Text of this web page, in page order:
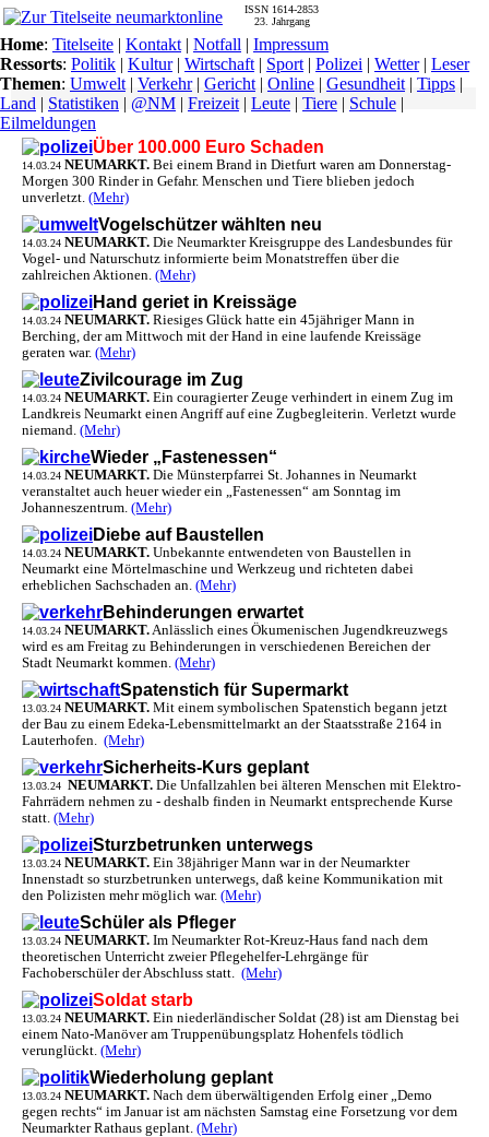
Über 100.000 Euro Schaden
14.03.24 NEUMARKT. Bei einem Brand in Dietfurt waren am Donnerstag-
Morgen 300 Rinder in Gefahr. Menschen und Tiere blieben jedoch
unverletzt. (Mehr)
Vogelschützer wählten neu
14.03.24 NEUMARKT. Die Neumarkter Kreisgruppe des Landesbundes für
Vogel- und Naturschutz informierte beim Monatstreffen über die
zahlreichen Aktionen. (Mehr)
Hand geriet in Kreissäge
14.03.24 NEUMARKT. Riesiges Glück hatte ein 45jähriger Mann in
Berching, der am Mittwoch mit der Hand in eine laufende Kreissäge
geraten war. (Mehr)
Zivilcourage im Zug
14.03.24 NEUMARKT. Ein couragierter Zeuge verhindert in einem Zug im
Landkreis Neumarkt einen Angriff auf eine Zugbegleiterin. Verletzt wurde
niemand. (Mehr)
Wieder „Fastenessen“
14.03.24 NEUMARKT. Die Münsterpfarrei St. Johannes in Neumarkt
veranstaltet auch heuer wieder ein „Fastenessen“ am Sonntag im
Johanneszentrum. (Mehr)
Diebe auf Baustellen
14.03.24 NEUMARKT. Unbekannte entwendeten von Baustellen in
Neumarkt eine Mörtelmaschine und Werkzeug und richteten dabei
erheblichen Sachschaden an. (Mehr)
Behinderungen erwartet
14.03.24 NEUMARKT.Anlässlich eines Ökumenischen Jugendkreuzwegs
wird es am Freitag zu Behinderungen in verschiedenen Bereichen der
Stadt Neumarkt kommen. (Mehr)
Spatenstich für Supermarkt
13.03.24 NEUMARKT. Mit einem symbolischen Spatenstich begann jetzt
der Bau zu einem Edeka-Lebensmittelmarkt an der Staatsstraße 2164 in
Lauterhofen. (Mehr)
Sicherheits-Kurs geplant
13.03.24 NEUMARKT. Die Unfallzahlen bei älteren Menschen mit Elektro-
Fahrrädern nehmen zu - deshalb finden in Neumarkt entsprechende Kurse
statt. (Mehr)
Sturzbetrunken unterwegs
13.03.24 NEUMARKT. Ein 38jähriger Mann war in der Neumarkter
Innenstadt so sturzbetrunken unterwegs, daß keine Kommunikation mit
den Polizisten mehr möglich war. (Mehr)
Schüler als Pfleger
13.03.24 NEUMARKT. Im Neumarkter Rot-Kreuz-Haus fand nach dem
theoretischen Unterricht zweier Pflegehelfer-Lehrgänge für
Fachoberschüler der Abschluss statt. (Mehr)
Soldat starb
13.03.24 NEUMARKT. Ein niederländischer Soldat (28) ist am Dienstag bei
einem Nato-Manöver am Truppenübungsplatz Hohenfels tödlich
verunglückt. (Mehr)
Wiederholung geplant
13.03.24 NEUMARKT. Nach dem überwältigenden Erfolg einer „Demo
gegen rechts“ im Januar ist am nächsten Samstag eine Forsetzung vor dem
Neumarkter Rathaus geplant. (Mehr)
ISSN 1614-2853
23. Jahrgang
Home: Titelseite | Kontakt | Notfall | Impressum
Ressorts: Politik | Kultur| Wirtschaft | Sport | Polizei | Wetter| Leser
Themen: Umwelt | Verkehr| Gericht | Online | Gesundheit | Tipps |
Land | Statistiken | @NM | Freizeit | Leute | Tiere | Schule |
Eilmeldungen